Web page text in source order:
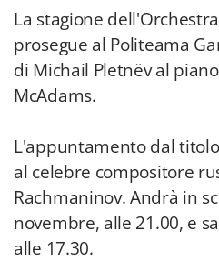
La stagione
prosegue al Politeama
di Michail Pletnëv al
McAdams.
L'appuntamento dal
al celebre compositore
Rachmaninov. Andrà in
novembre, alle 21.00, e
alle 17.30.